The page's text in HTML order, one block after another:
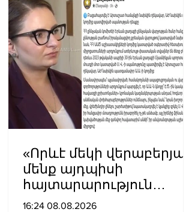
«Որևէ մեկի վերաբերյալ
մենք այդպիսի
հայտարարություն
չպետք է ունենանք»․
16:24 08.08.2026